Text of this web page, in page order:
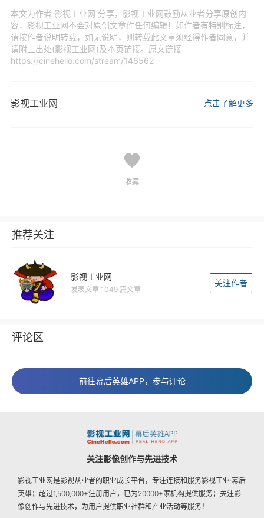
本文为作者 影视工业网 分享，影视工业网鼓励从业者分享原创内
容，影视工业网不会对原创文章作任何编辑！如作者有特别标注，
请按作者说明转载，如无说明，则转载此文章须经得作者同意，并
请附上出处(影视工业网)及本页链接。原文链接
https://cinehello.com/stream/146562
影视工业网 点击了解更多
收藏
推荐关注
影视工业网
发表文章 1049 篇文章
关注作者
评论区
前往幕后英雄APP，参与评论
关注影像创作与先进技术
影视工业网是影视从业者的职业成长平台，专注连接和服务影视工业·幕后
英雄；超过1,500,000+注册用户，已为20000+家机构提供服务；关注影
像创作与先进技术，为用户提供职业社群和产业活动等服务！